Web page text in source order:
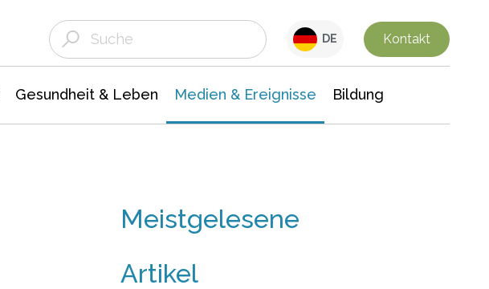
DE Kontakt
Gesundheit & Leben Medien & Ereignisse Bildung
Meistgelesene
Artikel